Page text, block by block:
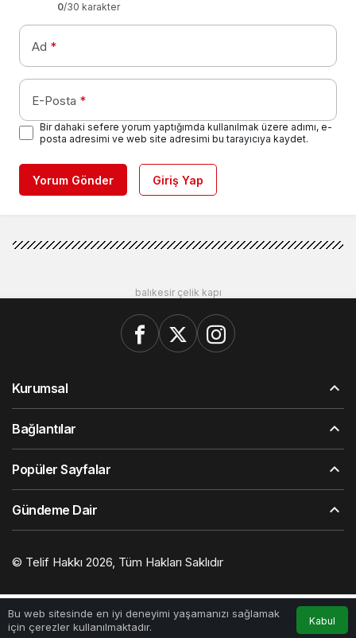
0/30 karakter
Ad *
E-Posta *
Bir dahaki sefere yorum yaptığımda kullanılmak üzere adımı, e-
posta adresimi ve web site adresimi bu tarayıcıya kaydet.
Yorum Gönder Giriş Yap
balıkesir çelik kapı
Bu web sitesinde en iyi deneyimi yaşamanızı sağlamak
için çerezler kullanılmaktadır.
Kabul
Kurumsal
Bağlantılar
Popüler Sayfalar
Gündeme Dair
© Telif Hakkı 2026, Tüm Hakları Saklıdır
Anasayfa